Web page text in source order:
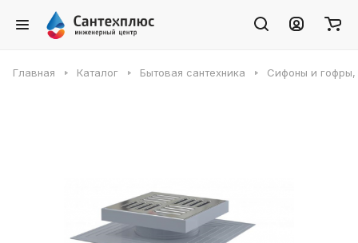
Главная Каталог Бытовая сантехника Сифоны и